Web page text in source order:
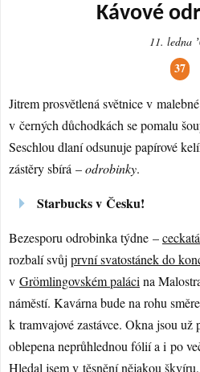
Kávové
11. ledna
37
Jitrem prosvětlená světnice v
v černých důchodkách se pomalu
Seschlou dlaní odsunuje papírové
zástěry sbírá –odrobinky.
Starbucks v Česku!
Bezesporu odrobinka týdne –
rozbalí svůj první svatostánek do
v Grömlingovském paláci na
náměstí. Kavárna bude na rohu
k tramvajové zastávce. Okna jsou už
oblepena neprůhlednou fólií a i po
Hledal jsem v těsnění nějakou